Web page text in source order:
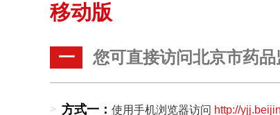
移动版
一 您可直接访问北京市药
> 方式一： 使用手机浏览器访问 http://